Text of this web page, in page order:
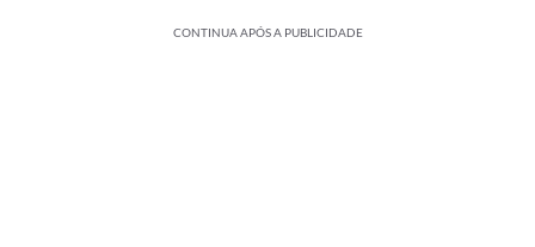
CONTINUA APÓS A PUBLICIDADE